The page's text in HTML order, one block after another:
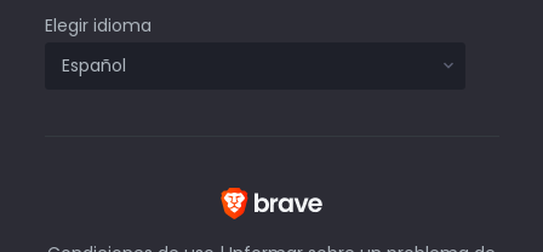
Elegir idioma